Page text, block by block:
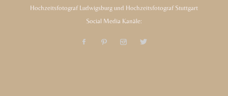
Hochzeitsfotograf Ludwigsburg und Hochzeitsfotograf Stuttgart
Social Media Kanäle: